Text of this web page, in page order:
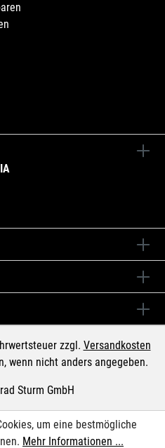
zzgl. Versandkosten
wenn nicht anders angegeben.
Sturm GmbH
um eine bestmögliche
Mehr Informationen ...